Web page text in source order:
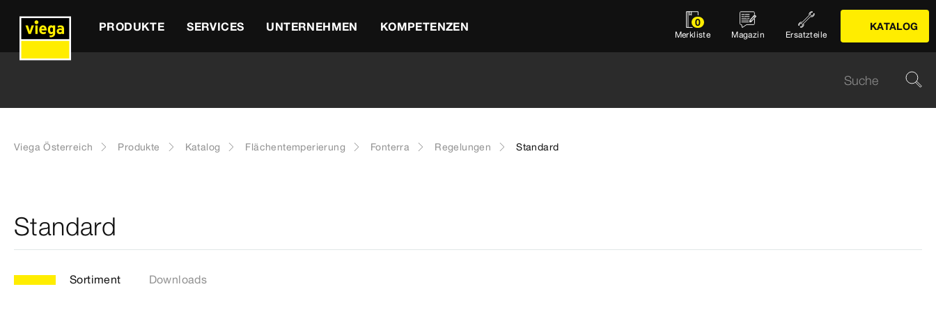
PRODUKTE SERVICES UNTERNEHMEN KOMPETENZEN 0
Merkliste Magazin Ersatzteile
KATALOG
Viega Österreich Produkte Katalog Flächentemperierung Fonterra Regelungen Standard
Standard
Sortiment Downloads